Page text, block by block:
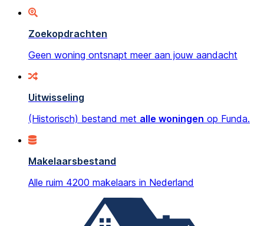
Zoekopdrachten
Geen woning ontsnapt meer aan jouw aandacht
Uitwisseling
(Historisch) bestand met alle woningen op Funda.
Makelaarsbestand
Alle ruim 4200 makelaars in Nederland